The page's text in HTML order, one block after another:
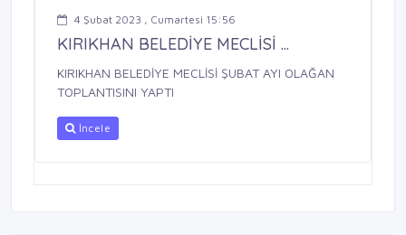
4 Şubat 2023 , Cumartesi 15:56
KIRIKHAN BELEDİYE MECLİSİ ...
KIRIKHAN BELEDİYE MECLİSİ ŞUBAT AYI OLAĞAN
TOPLANTISINI YAPTI
İncele